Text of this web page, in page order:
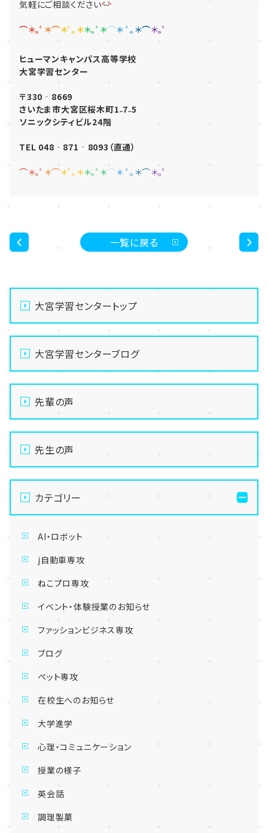
気軽にご相談ください
⌒＊｡ﾟ ＊⌒＊ﾟ｡＊＊｡ﾟ＊⌒＊ ﾟ｡ ＊⌒＊｡ﾟ
ヒューマンキャンパス高等学校
大宮学習センター
〒330‐8669
さいたま市大宮区桜木町1₋7₋5
ソニックシティビル24階
TEL 048‐871‐8093（直通）
⌒＊｡ﾟ ＊⌒＊ﾟ｡＊＊｡ﾟ＊⌒＊ ﾟ｡ ＊⌒＊｡ﾟ
一覧に戻る
大宮学習センタートップ
大宮学習センターブログ
先輩の声
先生の声
カテゴリー
AI・ロボット
j自動車専攻
ねこプロ専攻
イベント・体験授業のお知らせ
ファッションビジネス専攻
ブログ
ペット専攻
在校生へのお知らせ
大学進学
心理・コミュニケーション
授業の様子
英会話
調理製菓